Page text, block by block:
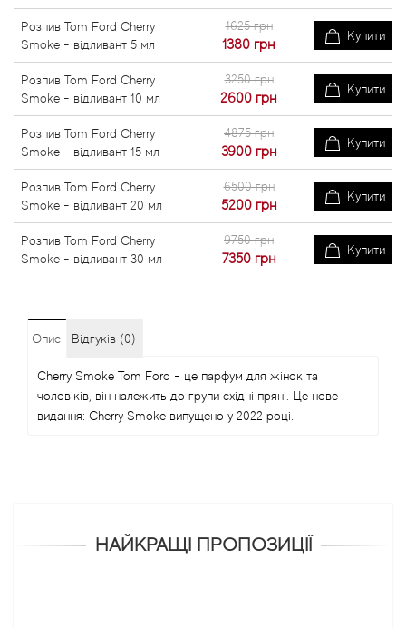
Розпив Tom Ford Cherry
Smoke - відливант 5 мл
1625 грн
1380 грн
Купити
Розпив Tom Ford Cherry
Smoke - відливант 10 мл
3250 грн
2600 грн
Купити
Розпив Tom Ford Cherry
Smoke - відливант 15 мл
4875 грн
3900 грн
Купити
Розпив Tom Ford Cherry
Smoke - відливант 20 мл
6500 грн
5200 грн
Купити
Розпив Tom Ford Cherry
Smoke - відливант 30 мл
9750 грн
7350 грн
Купити
Опис Відгуків (0)
Cherry Smoke Tom Ford - це парфум для жінок та
чоловіків, він належить до групи східні пряні. Це нове
видання: Cherry Smoke випущено у 2022 році.
НАЙКРАЩІ ПРОПОЗИЦІЇ